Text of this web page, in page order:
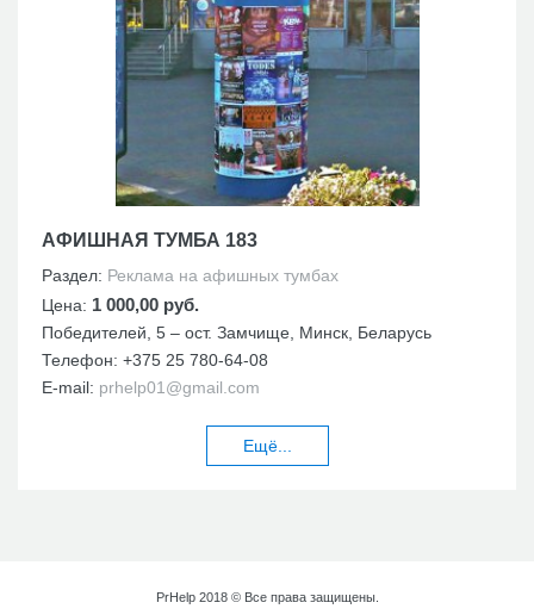
АФИШНАЯ ТУМБА 183
Раздел: Реклама на афишных тумбах
Цена: 1 000,00 руб.
Победителей, 5 – ост. Замчище, Минск, Беларусь
Телефон: +375 25 780-64-08
E-mail: prhelp01@gmail.com
Ещё...
PrHelp 2018 © Все права защищены.